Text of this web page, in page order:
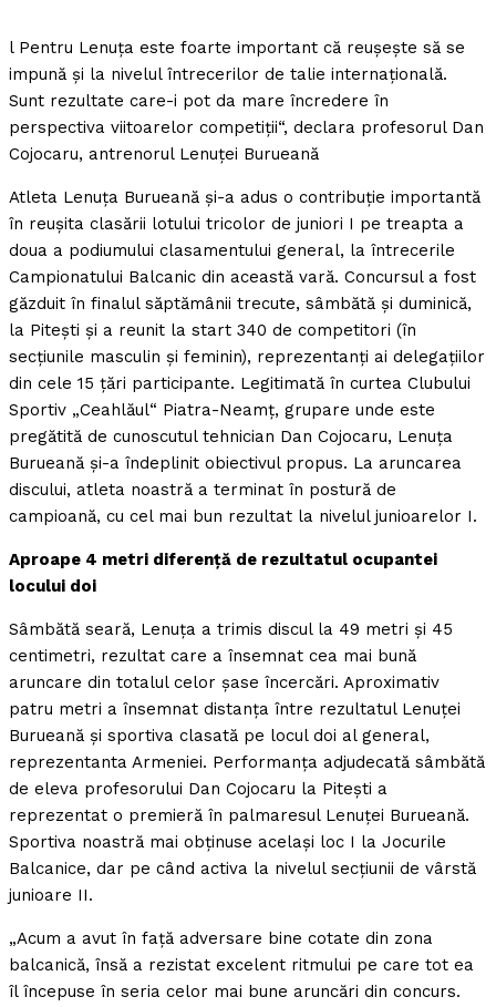
l Pentru Lenuţa este foarte important că reuşeşte să se
impună şi la nivelul întrecerilor de talie internaţională.
Sunt rezultate care-i pot da mare încredere în
perspectiva viitoarelor competiţii“, declara profesorul Dan
Cojocaru, antrenorul Lenuţei Burueană
Atleta Lenuţa Burueană şi-a adus o contribuţie importantă
în reuşita clasării lotului tricolor de juniori I pe treapta a
doua a podiumului clasamentului general, la întrecerile
Campionatului Balcanic din această vară. Concursul a fost
găzduit în finalul săptămânii trecute, sâmbătă şi duminică,
la Piteşti şi a reunit la start 340 de competitori (în
secţiunile masculin şi feminin), reprezentanţi ai delegaţiilor
din cele 15 ţări participante. Legitimată în curtea Clubului
Sportiv „Ceahlăul“ Piatra-Neamţ, grupare unde este
pregătită de cunoscutul tehnician Dan Cojocaru, Lenuţa
Burueană şi-a îndeplinit obiectivul propus. La aruncarea
discului, atleta noastră a terminat în postură de
campioană, cu cel mai bun rezultat la nivelul junioarelor I.
Aproape 4 metri diferenţă de rezultatul ocupantei
locului doi
Sâmbătă seară, Lenuţa a trimis discul la 49 metri şi 45
centimetri, rezultat care a însemnat cea mai bună
aruncare din totalul celor şase încercări. Aproximativ
patru metri a însemnat distanţa între rezultatul Lenuţei
Burueană şi sportiva clasată pe locul doi al general,
reprezentanta Armeniei. Performanţa adjudecată sâmbătă
de eleva profesorului Dan Cojocaru la Piteşti a
reprezentat o premieră în palmaresul Lenuţei Burueană.
Sportiva noastră mai obţinuse acelaşi loc I la Jocurile
Balcanice, dar pe când activa la nivelul secţiunii de vârstă
junioare II.
„Acum a avut în faţă adversare bine cotate din zona
balcanică, însă a rezistat excelent ritmului pe care tot ea
îl începuse în seria celor mai bune aruncări din concurs.